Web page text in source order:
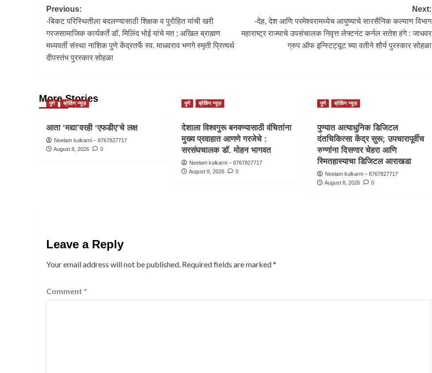
Previous:
-बिकट परिस्थितीला बदलण्यासाठी शिक्षक व पुरोहित यांची खरी
गरजसामाजिक कार्यकर्ते डॉ. मिलिंद भोई यांचे मत ; अखिल ब्राह्मण
मध्यवर्ती संस्था नाशिक पुणे केंद्रतर्फे स्व. माधवराव भणगे स्मृती प्रित्यर्थ
दीपस्तंभ पुरस्कार सोहळा
Next:
-देह, देश आणि परमेश्वरामध्येच आयुष्याचे सारसैनिक कल्याण विभाग
महाराष्ट्र राज्याचे उपसंचालक निवृत्त लेफ्टनंट कर्नल सतेश हंगे : जाधवर
ग्रुप ऑफ इन्स्टिट्यूट च्या वतीने शौर्य पुरस्कार सोहळा
More Stories
पुणे ब्रेकिंग न्यूज़
आता ‘मद्या’वरही ‘एफडीए’चे लक्ष
Neelam kulkarni – 8767827717
August 8, 2026
0
पुणे ब्रेकिंग न्यूज़
देशाला विश्वगुरू बनवण्यासाठी वंचितांना
मुख्य प्रवाहात आणणे गरजेचे :
सरसंघचालक डाॅ. मोहन भागवत
Neelam kulkarni – 8767827717
August 8, 2026
0
पुणे ब्रेकिंग न्यूज़
पुण्यात अत्याधुनिक डिजिटल
दंतचिकित्सा केंद्र सुरू; उपचारापूर्वीच
रुग्णांना दिसणार चेहरा आणि
स्मितहास्याचा डिजिटल आराखडा
Neelam kulkarni – 8767827717
August 8, 2026
0
Leave a Reply
Your email address will not be published. Required fields are marked*
Comment *